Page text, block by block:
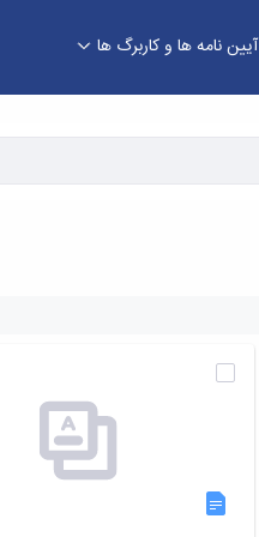
آیین نامه ها و کاربرگ ها